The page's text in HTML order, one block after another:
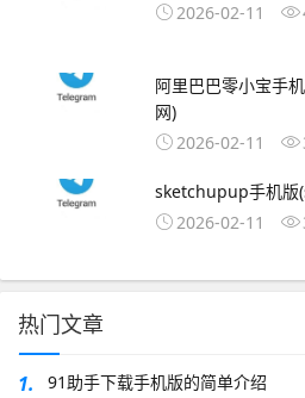
2026-02-11
阿里巴巴零小宝手
网)
2026-02-11
sketchupup手机
2026-02-11
热门文章
1. 91助手下载手机版的简单介绍